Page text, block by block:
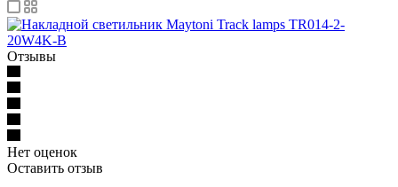
Отзывы
Нет оценок
Оставить отзыв